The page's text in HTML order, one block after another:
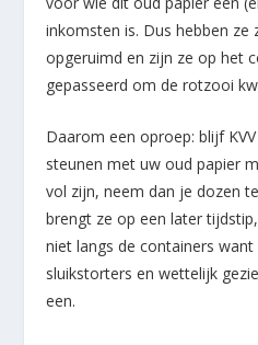
inkomsten is. Dus hebben
opgeruimd en zijn ze op het
gepasseerd om de rotzooi
Daarom een oproep: blijf
steunen met uw oud papier
vol zijn, neem dan je dozen
brengt ze op een later
niet langs de containers
sluikstorters en wettelijk
een.